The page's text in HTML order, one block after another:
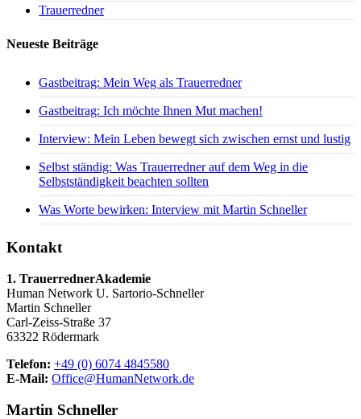
Trauerredner
Neueste Beiträge
Gastbeitrag: Mein Weg als Trauerredner
Gastbeitrag: Ich möchte Ihnen Mut machen!
Interview: Mein Leben bewegt sich zwischen ernst und lustig
Selbst ständig: Was Trauerredner auf dem Weg in die
Selbstständigkeit beachten sollten
Was Worte bewirken: Interview mit Martin Schneller
Kontakt
1. TrauerrednerAkademie
Human Network U. Sartorio-Schneller
Martin Schneller
Carl-Zeiss-Straße 37
63322 Rödermark
Telefon: +49 (0) 6074 4845580
E-Mail: Office@HumanNetwork.de
Martin Schneller